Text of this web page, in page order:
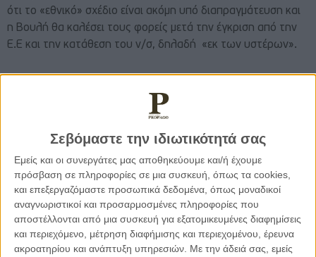
Σεβόμαστε την ιδιωτικότητά σας
Εμείς και οι συνεργάτες μας αποθηκεύουμε και/ή έχουμε
πρόσβαση σε πληροφορίες σε μια συσκευή, όπως τα cookies,
και επεξεργαζόμαστε προσωπικά δεδομένα, όπως μοναδικοί
αναγνωριστικοί και προσαρμοσμένες πληροφορίες που
αποστέλλονται από μια συσκευή για εξατομικευμένες διαφημίσεις
και περιεχόμενο, μέτρηση διαφήμισης και περιεχομένου, έρευνα
ακροατηρίου και ανάπτυξη υπηρεσιών. Με την άδειά σας, εμείς
ότι το «εθνικό» σχέδιο είναι ακόμη υπό διαπραγμάτευση και
η Βουλή θα καλέσει τους φορείς μετά την έγκριση από την
Ε.Ε και την κατάθεση του ν/σ, δηλαδή «εκ των υστέρων».
προχωρήσει ερήμην των παραγωγικών φορέων και
χωρίς να αφουγκραστεί τις ανάγκες τους.
Θα καταθέσει ένα κυβερνητικό και όχι εθνικό σχέδιο
εκπονηθεί στο στενό πλαίσιο του δήθεν «επιτελικού
κράτους», χωρίς διάλογο και συναίνεση. Η χώρα και το
μέλλον της όμως δεν ανήκει στην Κυβέρνηση, ανήκει στο
λαό της, στους Έλληνες, για να θυμηθούμε τον αείμνηστο
ηγέτη μας Ανδρέα Παπανδρέου.